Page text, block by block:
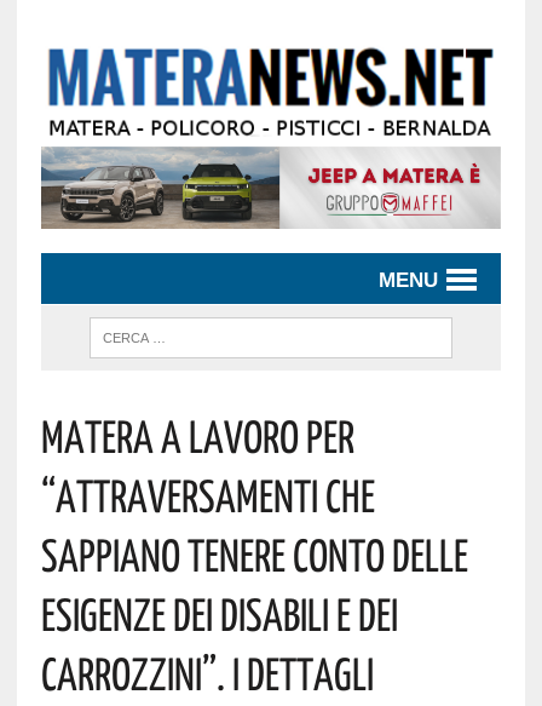
MENU
Matera A Lavoro Per
“attraversamenti Che
Sappiano Tenere Conto Delle
Esigenze Dei Disabili E Dei
Carrozzini”. I Dettagli